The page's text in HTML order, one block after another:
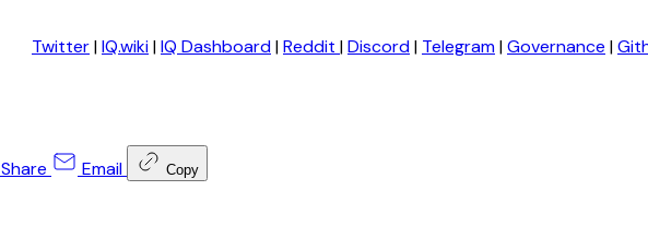
Twitter|IQ.wiki|IQ Dashboard|Reddit |Discord| Telegram|Governance |
Share Email Copy